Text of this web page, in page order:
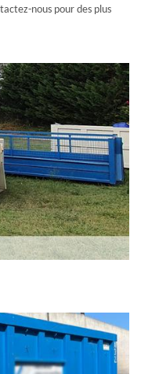
nous pour des plus